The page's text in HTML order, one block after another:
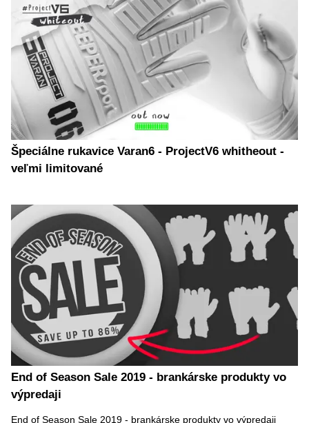
Špeciálne rukavice Varan6 - ProjectV6 whitheout -
veľmi limitované
End of Season Sale 2019 - brankárske produkty vo
výpredaji
End of Season Sale 2019 - brankárske produkty vo výpredaji